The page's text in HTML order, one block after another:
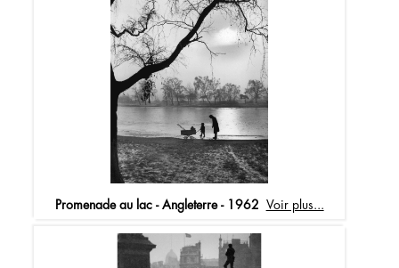
Promenade au lac - Angleterre - 1962 Voir plus...